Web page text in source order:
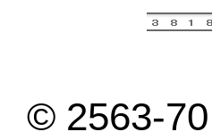
© 2563-